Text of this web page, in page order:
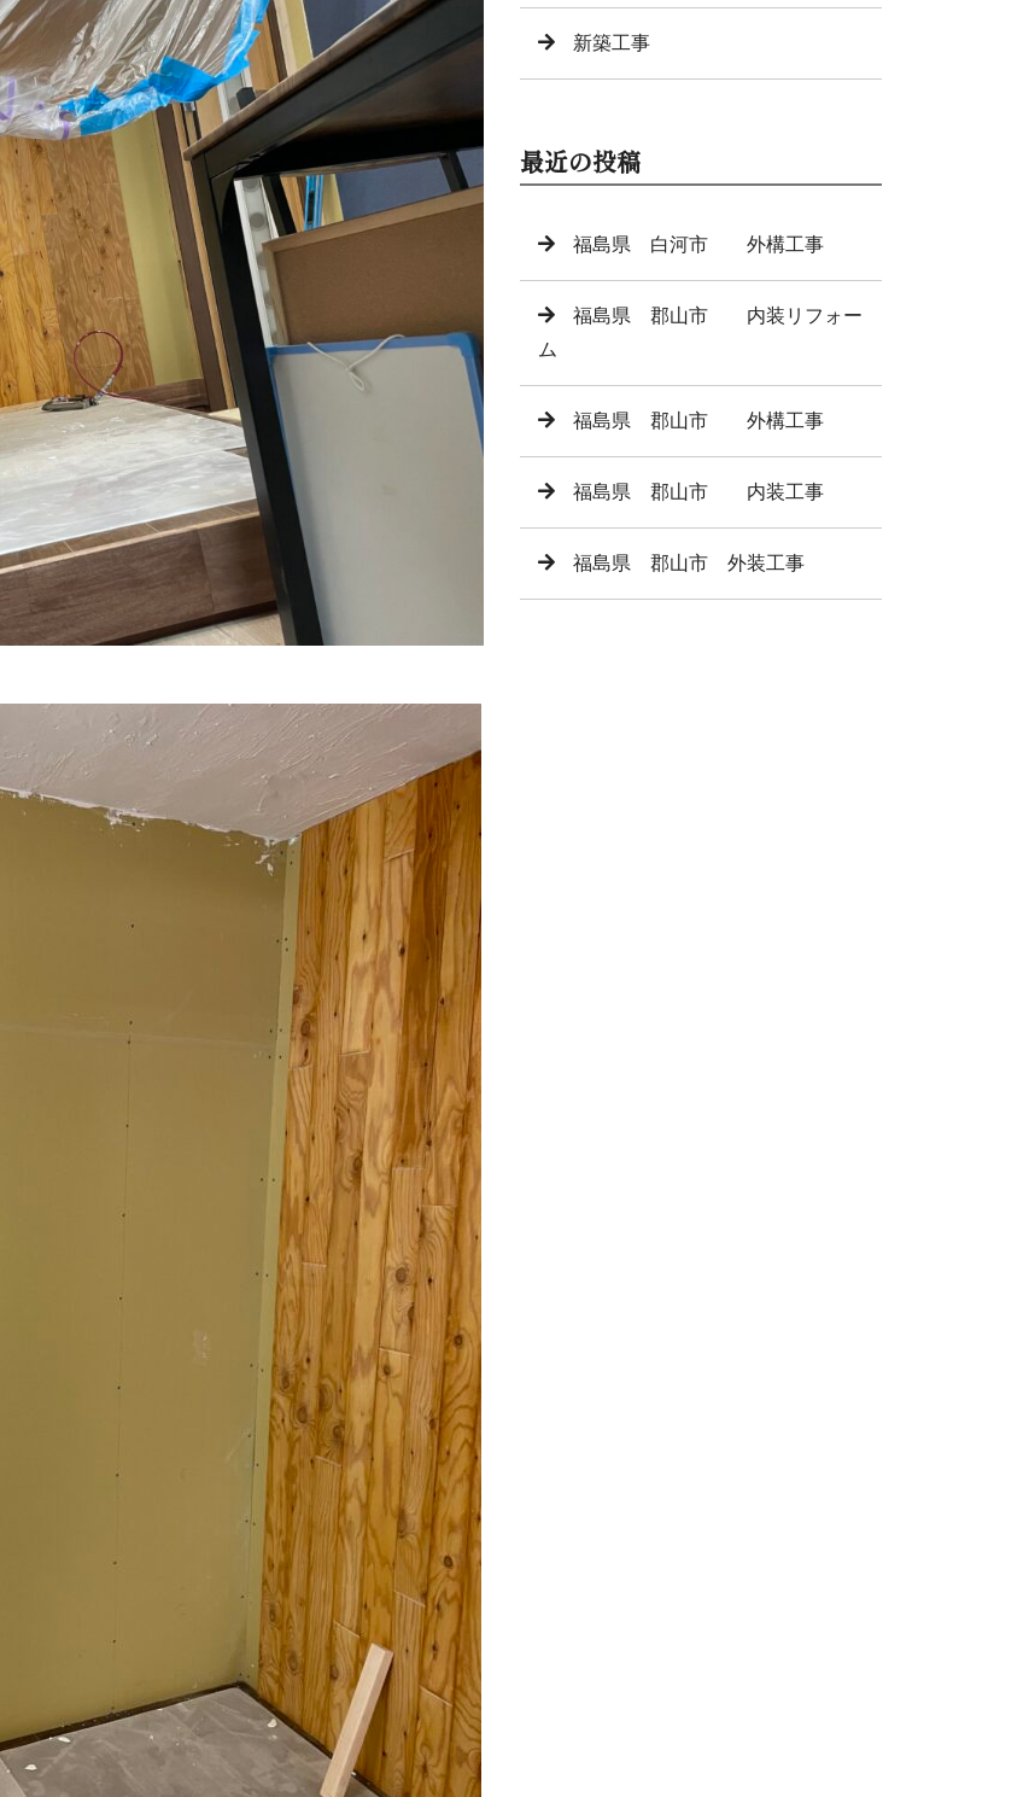
新築工事
最近の投稿
福島県 白河市 外構工事
福島県 郡山市 内装リフォー
ム
福島県 郡山市 外構工事
福島県 郡山市 内装工事
福島県 郡山市 外装工事